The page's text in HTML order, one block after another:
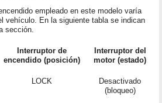
empleado en este modelo varía
vehículo. En la siguiente tabla se indican
sección.
Interruptor de
encendido (posición)
Interruptor del
motor (estado)
LOCK
Desactivado
(bloqueo)